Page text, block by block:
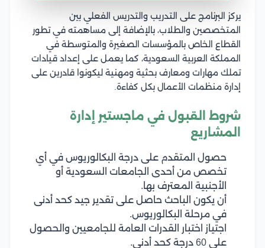
يركز البرنامج على التدريب والتدريس الفعلي بين
المتخصصين والطلاب، بالإضافة إلى مساهمته في تطور
القطاع الخاص بالمؤسسات الصغيرة والمتوسطة في
المملكة العربية السعودية، كما يعمل على إعداد قيادات
تملك مهارات ومعارف بحثية ومهنية ليكونوا قادرين على
إدارة منظمات الأعمال بكل كفاءة.
شروط القبول في ماجستير إدارة
المشاريع
حصول المتقدم على درجة البكالوريوس في أي
تخصص من أحدى الجامعات السعودية أو
الأجنبية المعترف بها.
أن يكون الباحث حاصل على تقدير جيد كحد أدنى
في مرحلة البكالوريوس.
اجتياز اختبار القدرات العامة للجامعيين والحصول
على 60 درجة كحد أدنى.